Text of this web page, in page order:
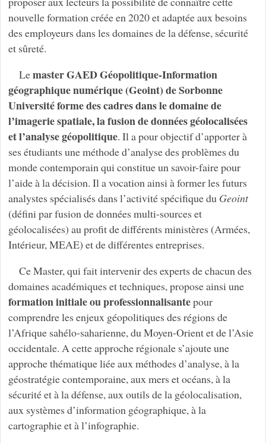
nouvelle formation créée en 2020 et adaptée aux besoins
des employeurs dans les domaines de la défense, sécurité
et sûreté.
Lemaster GAED Géopolitique-Information
géographique numérique (Geoint) de Sorbonne
Université forme des cadres dans le domaine de
l’imagerie spatiale, la fusion de données géolocalisées
et l’analyse géopolitique. Il a pour objectif d’apporter à
ses étudiants une méthode d’analyse des problèmes du
monde contemporain qui constitue un savoir-faire pour
l’aide à la décision. Il a vocation ainsi à former les futurs
analystes spécialisés dans l’activité spécifique du Geoint
(défini par fusion de données multi-sources et
géolocalisées) au profit de différents ministères (Armées,
Intérieur, MEAE) et de différentes entreprises.
Ce Master, qui fait intervenir des experts de chacun des
domaines académiques et techniques, propose ainsi une
formation initiale ou professionnalisantepour
comprendre les enjeux géopolitiques des régions de
l’Afrique sahélo-saharienne, du Moyen-Orient et de l’Asie
occidentale. A cette approche régionale s’ajoute une
approche thématique liée aux méthodes d’analyse, à la
géostratégie contemporaine, aux mers et océans, à la
sécurité et à la défense, aux outils de la géolocalisation,
aux systèmes d’information géographique, à la
cartographie et à l’infographie.